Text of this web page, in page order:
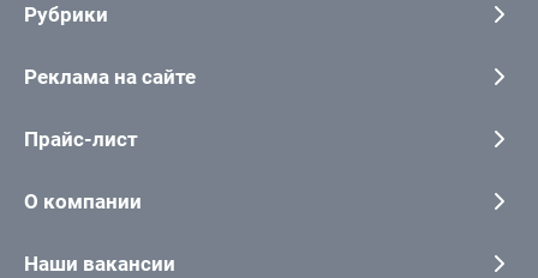
Рубрики
Реклама на сайте
Прайс-лист
О компании
Наши вакансии